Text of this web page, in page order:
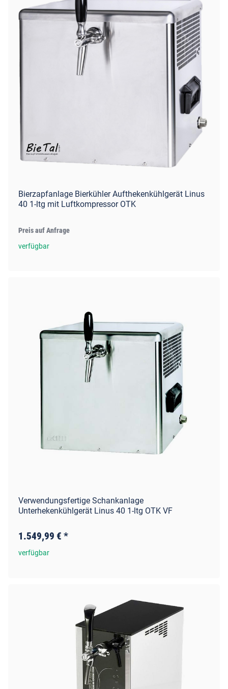
Bierzapfanlage Bierkühler Aufthekenkühlgerät Linus
40 1-ltg mit Luftkompressor OTK
Preis auf Anfrage
verfügbar
Verwendungsfertige Schankanlage
Unterhekenkühlgerät Linus 40 1-ltg OTK VF
1.549,99 € *
verfügbar